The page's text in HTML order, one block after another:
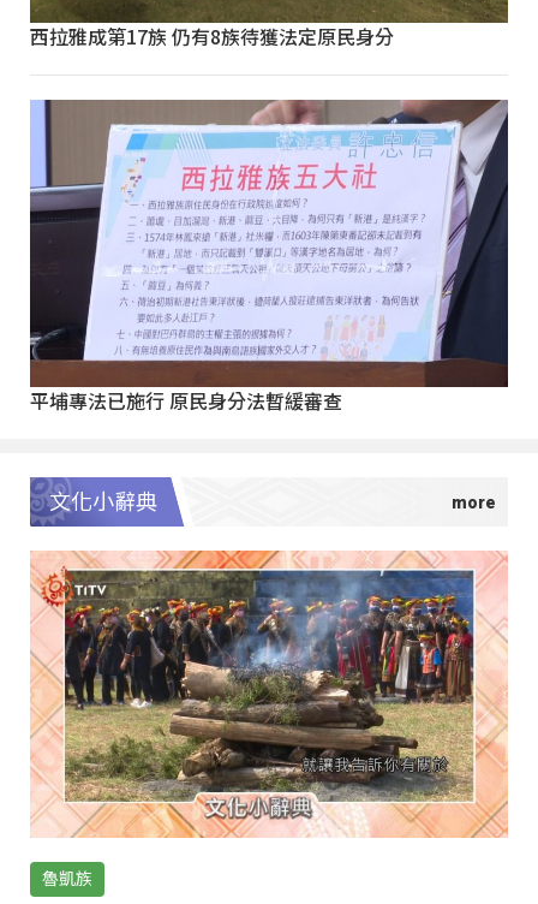
西拉雅成第17族 仍有8族待獲法定原民身分
平埔專法已施行 原民身分法暫緩審查
文化小辭典
魯凱族